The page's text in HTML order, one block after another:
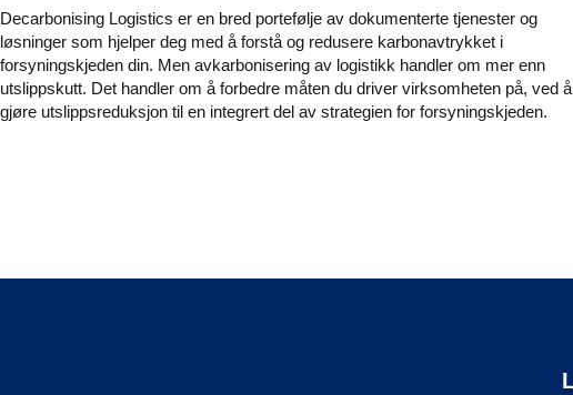
Decarbonising Logistics er en bred portefølje av dokumenterte tjenester og
løsninger som hjelper deg med å forstå og redusere karbonavtrykket i
forsyningskjeden din. Men avkarbonisering av logistikk handler om mer enn
utslippskutt. Det handler om å forbedre måten du driver virksomheten på, ved å
gjøre utslippsreduksjon til en integrert del av strategien for forsyningskjeden.